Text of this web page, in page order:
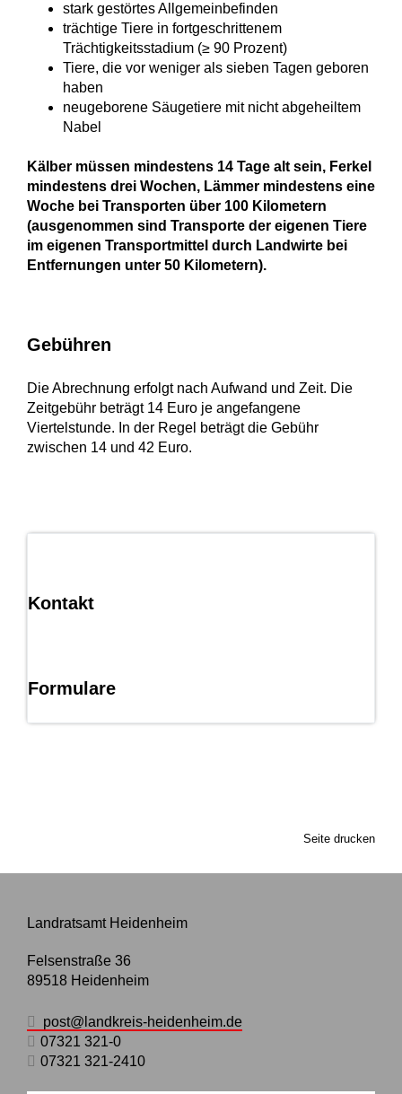
Kontakt
Formulare
stark gestörtes Allgemeinbefinden
trächtige Tiere in fortgeschrittenem
Trächtigkeitsstadium (≥ 90 Prozent)
Tiere, die vor weniger als sieben Tagen geboren
haben
neugeborene Säugetiere mit nicht abgeheiltem
Nabel
Kälber müssen mindestens 14 Tage alt sein, Ferkel
mindestens drei Wochen, Lämmer mindestens eine
Woche bei Transporten über 100 Kilometern
(ausgenommen sind Transporte der eigenen Tiere
im eigenen Transportmittel durch Landwirte bei
Entfernungen unter 50 Kilometern).
Gebühren
Die Abrechnung erfolgt nach Aufwand und Zeit. Die
Zeitgebühr beträgt 14 Euro je angefangene
Viertelstunde. In der Regel beträgt die Gebühr
zwischen 14 und 42 Euro.
Seite drucken
Landratsamt Heidenheim
Felsenstraße 36
89518 Heidenheim
post@landkreis-heidenheim.de
07321 321-0
07321 321-2410